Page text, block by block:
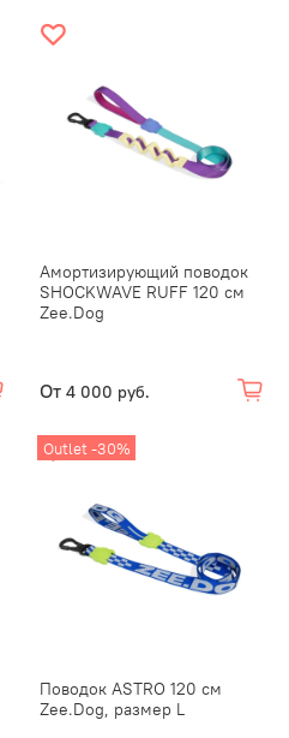
Амортизирующий поводок
SHOCKWAVE RUFF 120 см
Zee.Dog
От 4 000 руб.
Outlet -30%
Поводок ASTRO 120 см
Zee.Dog, размер L